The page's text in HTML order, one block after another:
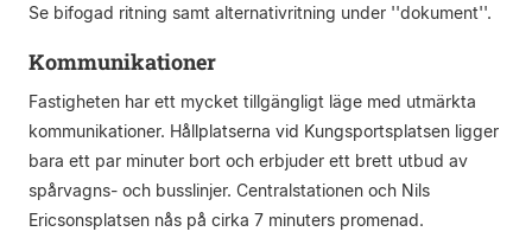
Se bifogad ritning samt alternativritning under ''dokument''.
Kommunikationer
Fastigheten har ett mycket tillgängligt läge med utmärkta
kommunikationer. Hållplatserna vid Kungsportsplatsen ligger
bara ett par minuter bort och erbjuder ett brett utbud av
spårvagns- och busslinjer. Centralstationen och Nils
Ericsonsplatsen nås på cirka 7 minuters promenad.